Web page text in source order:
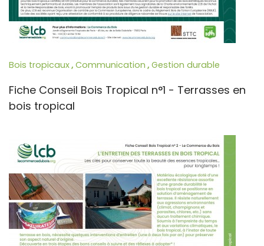
Bois tropicaux, Communication , Gestion durable
Fiche Conseil Bois Tropical n°1 - Terrasses en
bois tropical